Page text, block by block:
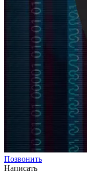
Позвонить
Написать